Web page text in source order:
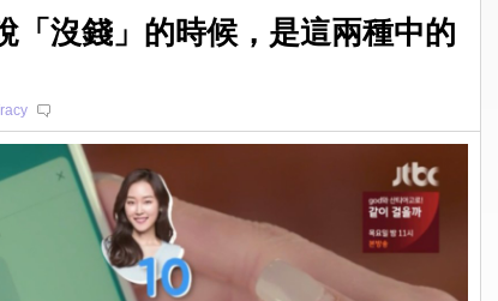
「沒錢」的時候，是這兩種中的